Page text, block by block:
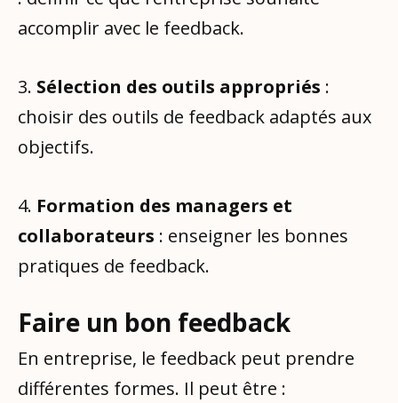
accomplir avec le feedback.
3. Sélection des outils appropriés :
choisir des outils de feedback adaptés aux
objectifs.
4. Formation des managers et
collaborateurs : enseigner les bonnes
pratiques de feedback.
Faire un bon feedback
En entreprise, le feedback peut prendre
différentes formes. Il peut être :